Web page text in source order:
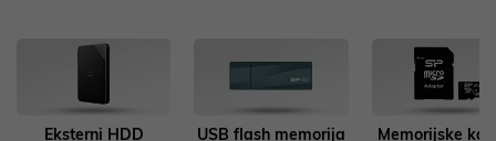
Eksterni HDD
USB flash memorija Memorijske